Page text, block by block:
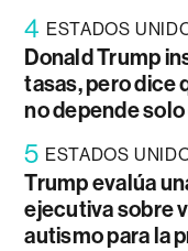
4 ESTADOS
Donald Trump
tasas, pero dice
no depende
5 ESTADOS
Trump evalúa
ejecutiva sobre
autismo para la